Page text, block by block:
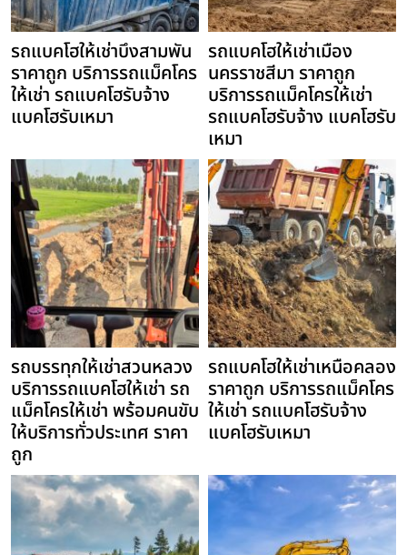
รถแบคโฮให้เช่าบึงสามพัน
ราคาถูก บริการรถแม็คโคร
ให้เช่า รถแบคโฮรับจ้าง
แบคโฮรับเหมา
รถแบคโฮให้เช่าเมือง
นครราชสีมา ราคาถูก
บริการรถแม็คโครให้เช่า
รถแบคโฮรับจ้าง แบคโฮรับ
เหมา
รถบรรทุกให้เช่าสวนหลวง
บริการรถแบคโฮให้เช่า รถ
แม็คโครให้เช่า พร้อมคนขับ
ให้บริการทั่วประเทศ ราคา
ถูก
รถแบคโฮให้เช่าเหนือคลอง
ราคาถูก บริการรถแม็คโคร
ให้เช่า รถแบคโฮรับจ้าง
แบคโฮรับเหมา